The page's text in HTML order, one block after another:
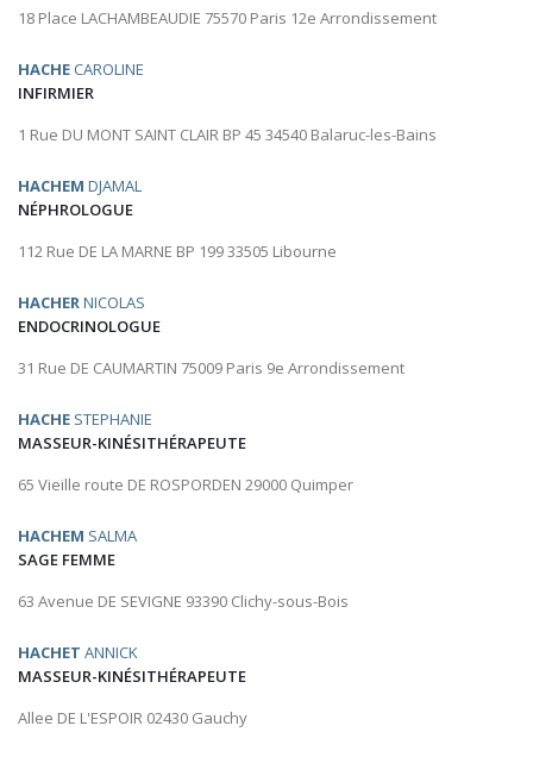
18 Place LACHAMBEAUDIE 75570 Paris 12e Arrondissement
HACHE CAROLINE
INFIRMIER
1 Rue DU MONT SAINT CLAIR BP 45 34540 Balaruc-les-Bains
HACHEM DJAMAL
NÉPHROLOGUE
112 Rue DE LA MARNE BP 199 33505 Libourne
HACHERNICOLAS
ENDOCRINOLOGUE
31 Rue DE CAUMARTIN 75009 Paris 9e Arrondissement
HACHE STEPHANIE
MASSEUR-KINÉSITHÉRAPEUTE
65 Vieille route DE ROSPORDEN 29000 Quimper
HACHEM SALMA
SAGE FEMME
63 Avenue DE SEVIGNE 93390 Clichy-sous-Bois
HACHET ANNICK
MASSEUR-KINÉSITHÉRAPEUTE
Allee DE L'ESPOIR 02430 Gauchy